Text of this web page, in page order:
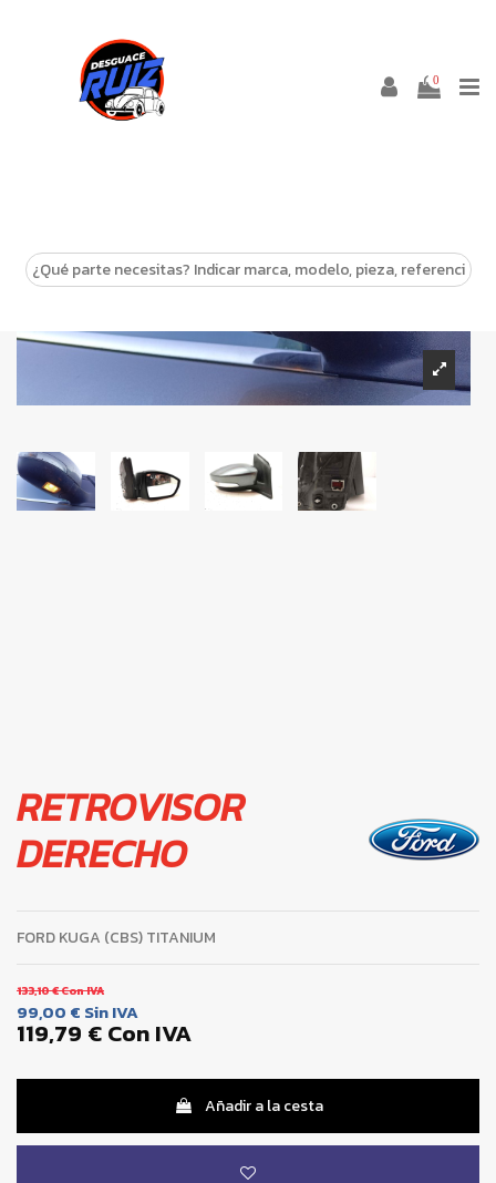
0
RETROVISOR
DERECHO
FORD KUGA (CBS) TITANIUM
133,10 €Con IVA
99,00 € Sin IVA
119,79 €Con IVA
Añadir a la cesta